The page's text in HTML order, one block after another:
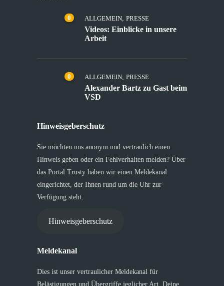
0 ALLGEMEIN, PRESSE
Videos: Einblicke in unsere
Arbeit
0 ALLGEMEIN, PRESSE
Alexander Bartz zu Gast beim
VSD
Hinweisgeberschutz
Sie möchten uns anonym und vertraulich einen
Hinweis geben oder ein Fehlverhalten melden? Über
das Portal Trusty haben wir einen Meldekanal
eingerichtet, der Ihnen rund um die Uhr zur
Verfügung steht.
Hinweisgeberschutz
Meldekanal
Dies ist unser vertraulicher Meldekanal für
Belästigungen und Übergriffe jeglicher Art. Deine